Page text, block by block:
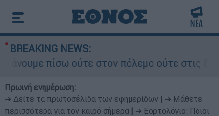
BREAKING NEWS:
πίσω ούτε στον πόλεμο ούτε στις
Πρωινή ενημέρωση:
➔ Δείτε τα πρωτοσέλιδα των εφημερίδων
➔ Μάθετε
περισσότερα για τον καιρό σήμερα
➔ Εορτολόγιο: Ποιοι